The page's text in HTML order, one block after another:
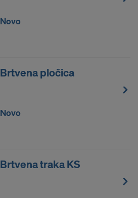
Novo
Brtvena pločica
Novo
Brtvena traka KS